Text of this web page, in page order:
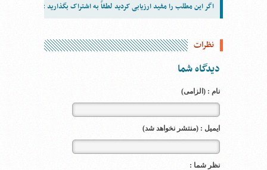
اگر این مطلب را مفید ارزیابی کردید لطفاً به اشتراک بگذارید :
نظرات
دیدگاه شما
نام : (الزامی)
ایمیل : (منتشر نخواهد شد)
نظر شما :